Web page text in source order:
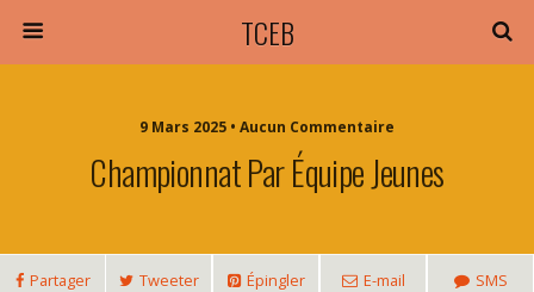
TCEB
9 Mars 2025 • Aucun Commentaire
Championnat Par Équipe Jeunes
Partager Tweeter Épingler E-mail SMS